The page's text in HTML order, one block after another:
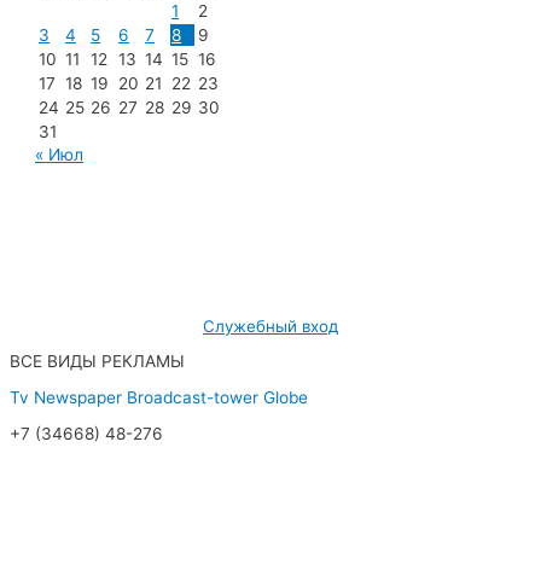
1
2
3
4 5 6 7 8
9
10 11 12 13 14 15 16
17 18 19 20 21 22 23
24 25 26 27 28 29 30
31
« Июл
Служебный вход
ВСЕ ВИДЫ РЕКЛАМЫ
Tv Newspaper Broadcast-tower Globe
+7 (34668) 48-276